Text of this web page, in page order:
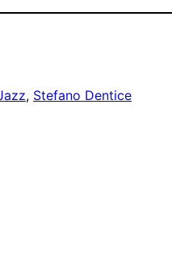
, Stefano Dentice